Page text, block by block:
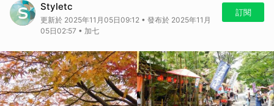
Styletc
更新於 2025年11月05日09:12 • 發布於 2025年11月
05日02:57 • 加七
訂閱